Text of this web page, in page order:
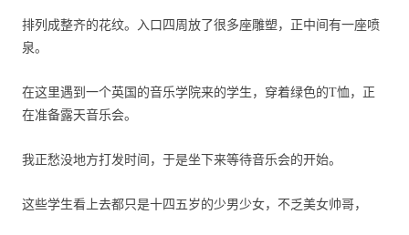
排列成整齐的花纹。入口四周放了很多座雕塑，正中间有一座喷
泉。
在这里遇到一个英国的音乐学院来的学生，穿着绿色的T恤，正
在准备露天音乐会。
我正愁没地方打发时间，于是坐下来等待音乐会的开始。
这些学生看上去都只是十四五岁的少男少女，不乏美女帅哥，